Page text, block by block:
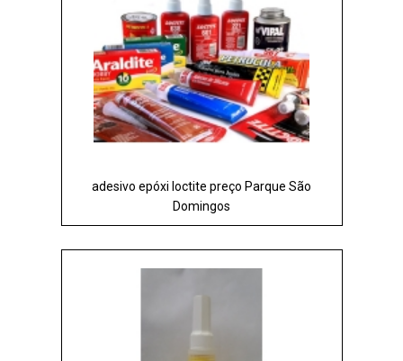
adesivo epóxi loctite preço Parque São
Domingos